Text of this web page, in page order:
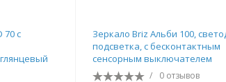
70 с
Зеркало Briz Альби 100,
подсветка, с бесконтактным
сенсорным выключателем
/ 0 отзывов